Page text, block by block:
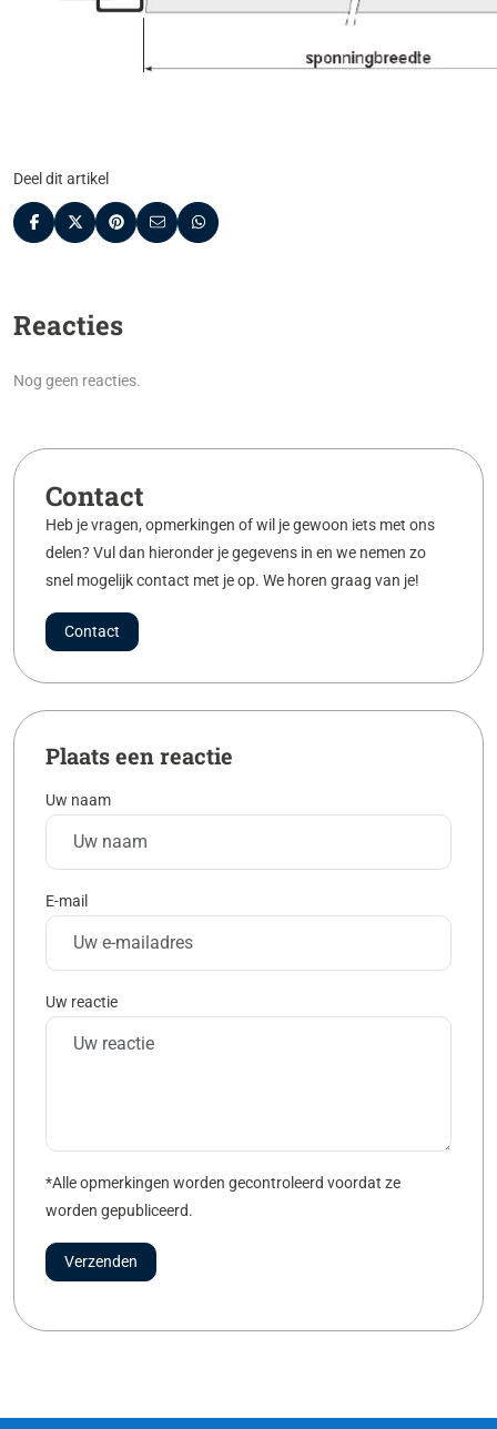
Deel dit artikel
Reacties
Nog geen reacties.
Contact
Heb je vragen, opmerkingen of wil je gewoon iets met ons
delen? Vul dan hieronder je gegevens in en we nemen zo
snel mogelijk contact met je op. We horen graag van je!
Contact
Plaats een reactie
Uw naam
E-mail
Uw reactie
*Alle opmerkingen worden gecontroleerd voordat ze
worden gepubliceerd.
Verzenden